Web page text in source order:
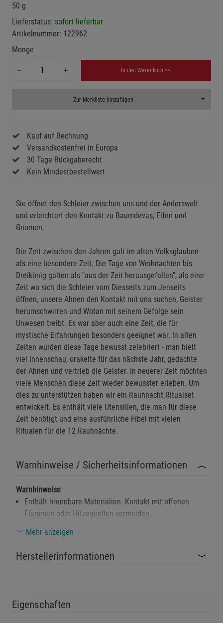
50 g
Lieferstatus: sofort lieferbar
Artikelnummer: 122962
Menge
In den Warenkorb >>
Zur Merkliste hinzufügen Toggle
Kauf auf Rechnung
Versandkostenfrei in Europa
30 Tage Rückgaberecht
Kein Mindestbestellwert
Sie öffnet den Schleier zwischen uns und der Anderswelt
und erleichtert den Kontakt zu Baumdevas, Elfen und
Gnomen.
Die Zeit zwischen den Jahren galt im alten Volksglauben
als eine besondere Zeit. Die Tage von Weihnachten bis
Dreikönig galten als "aus der Zeit herausgefallen", als eine
Zeit wo sich die Schleier vom Diesseits zum Jenseits
öffnen, unsere Ahnen den Kontakt mit uns suchen, Geister
herumschwirren und Wotan mit seinem Gefolge sein
Unwesen treibt. Es war aber auch eine Zeit, die für
mystische Erfahrungen besonders geeignet war. In alten
Zeiten wurden diese Tage bewusst zelebriert - man hielt
viel Innenschau, orakelte für das nächste Jahr, gedachte
der Ahnen und vertrieb die Geister. In neuerer Zeit möchten
viele Menschen diese Zeit wieder bewusster erleben. Um
dies zu unterstützen haben wir ein Rauhnacht Ritualset
entwickelt. Es enthält viele Utensilien, die man für diese
Zeit benötigt und eine ausführliche Fibel mit vielen
Ritualen für die 12 Rauhnächte.
Warnhinweise / Sicherheitsinformationen
Warnhinweise
Enthält brennbare Materialien. Kontakt mit offenen
Flammen oder Hitzequellen vermeiden.
Gesundheitsrisiko bei direktem Einatmen des Rauchs. In
Von Kindern fernhalten. Nicht zum Verzehr geeignet.
Mehr anzeigen
Herstellerinformationen
Eigenschaften